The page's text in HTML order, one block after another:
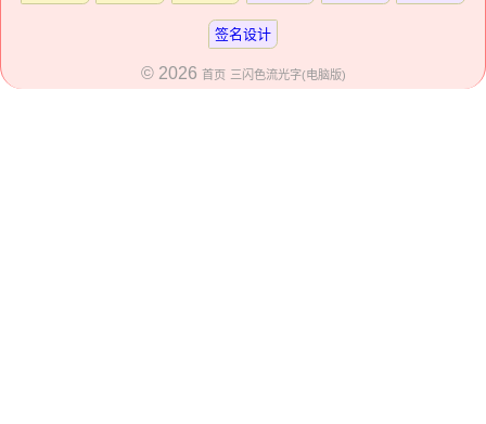
签名设计
© 2026 首页 三闪色流光字(电脑版)